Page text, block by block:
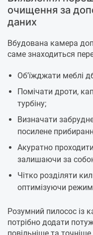
очищення за
даних
Вбудована камера
саме знаходиться
Об'їжджати меблі
Помічати дроти,
турбіну;
Визначати
посилене
Акуратно
залишаючи за
Чітко розділяти
оптимізуючи
Розумний пилосос із
потрібно додати